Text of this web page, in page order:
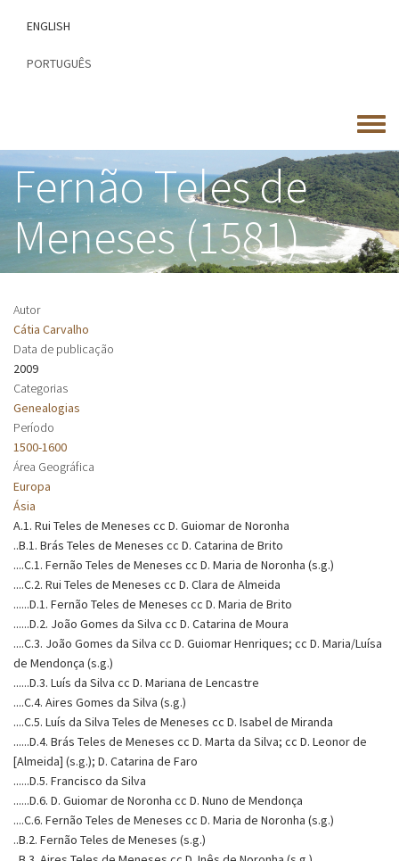
conteúdo
ENGLISH
PORTUGUÊS
Toggle
menu
Fernão Teles de
Meneses (1581)
Autor
Cátia Carvalho
Data de publicação
2009
Categorias
Genealogias
Período
1500-1600
Área Geográfica
Europa
Ásia
A.1. Rui Teles de Meneses cc D. Guiomar de Noronha
..B.1. Brás Teles de Meneses cc D. Catarina de Brito
....C.1. Fernão Teles de Meneses cc D. Maria de Noronha (s.g.)
....C.2. Rui Teles de Meneses cc D. Clara de Almeida
......D.1. Fernão Teles de Meneses cc D. Maria de Brito
......D.2. João Gomes da Silva cc D. Catarina de Moura
....C.3. João Gomes da Silva cc D. Guiomar Henriques; cc D. Maria/Luísa
de Mendonça (s.g.)
......D.3. Luís da Silva cc D. Mariana de Lencastre
....C.4. Aires Gomes da Silva (s.g.)
....C.5. Luís da Silva Teles de Meneses cc D. Isabel de Miranda
......D.4. Brás Teles de Meneses cc D. Marta da Silva; cc D. Leonor de
[Almeida] (s.g.); D. Catarina de Faro
......D.5. Francisco da Silva
......D.6. D. Guiomar de Noronha cc D. Nuno de Mendonça
....C.6. Fernão Teles de Meneses cc D. Maria de Noronha (s.g.)
..B.2. Fernão Teles de Meneses (s.g.)